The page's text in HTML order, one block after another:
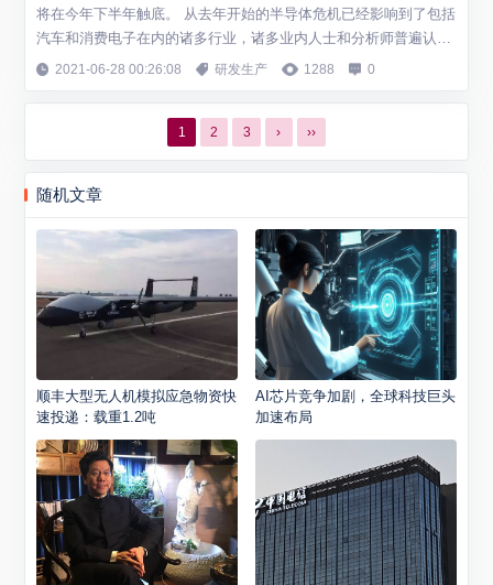
将在今年下半年触底。 从去年开始的半导体危机已经影响到了包括
汽车和消费电子在内的诸多行业，诸多业内人士和分析师普遍认为
这场危机会持续数年之久，但对于何时迎来转折点并没有统一的看
法，而Gelsinger则表示，他不认为芯片行业会在2023年之前恢
2021-06-28 00:26:08 研发生产 1288 0
1 2 3 › ››
随机文章
顺丰大型无人机模拟应急物资快
速投递：载重1.2吨
AI芯片竞争加剧，全球科技巨头
加速布局